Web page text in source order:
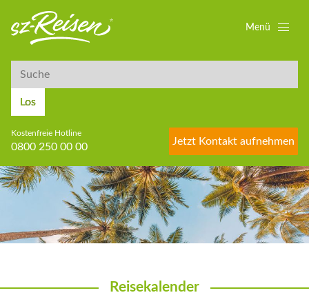
Suche
Los
Kostenfreie Hotline
0800 250 00 00
Jetzt Kontakt aufnehmen
Menü
Reisekalender